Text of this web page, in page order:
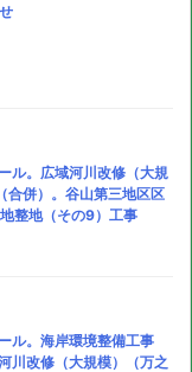
ル。広域河川改修（大規
合併）。谷山第三地区区
整地（その9）工事
ル。海岸環境整備工事
川改修（大規模）（万之